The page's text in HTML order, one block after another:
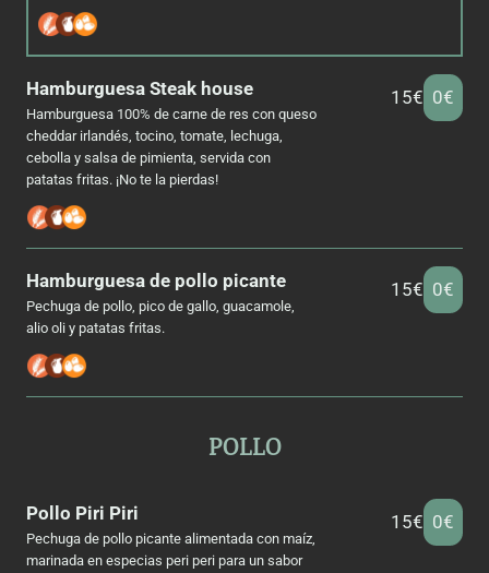
Hamburguesa Steak house
Hamburguesa 100% de carne de res con queso
cheddar irlandés, tocino, tomate, lechuga,
cebolla y salsa de pimienta, servida con
patatas fritas. ¡No te la pierdas!
15€ 0€
Hamburguesa de pollo picante
Pechuga de pollo, pico de gallo, guacamole,
alio oli y patatas fritas.
15€ 0€
POLLO
Pollo Piri Piri
Pechuga de pollo picante alimentada con maíz,
marinada en especias peri peri para un sabor
15€ 0€